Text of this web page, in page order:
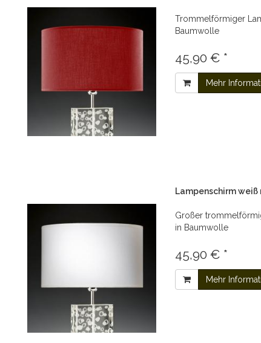
Trommelförmiger
Baumwolle
45,90 € *
Mehr
Lampenschirm weiß
Großer
in Baumwolle
45,90 € *
Mehr